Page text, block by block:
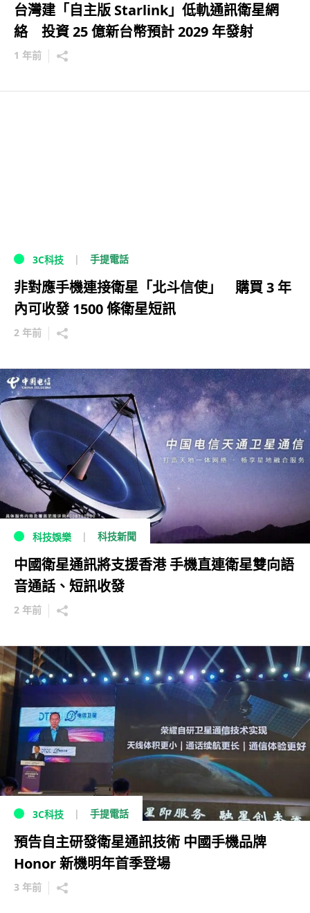
台灣建「自主版 Starlink」低軌通訊衛星網
絡 投資 25 億新台幣預計 2029 年發射
1 年前
3C科技 手提電話
非對應手機連接衛星「北斗信使」 購買 3 年
內可收發 1500 條衛星短訊
2 年前
科技娛樂 科技新聞
中國衛星通訊將支援香港 手機直連衛星雙向語
音通話、短訊收發
2 年前
3C科技 手提電話
預告自主研發衛星通訊技術 中國手機品牌
Honor 新機明年首季登場
3 年前